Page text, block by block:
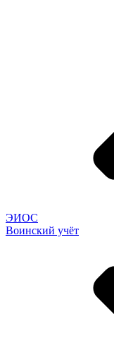
ЭИОС
Воинский учёт